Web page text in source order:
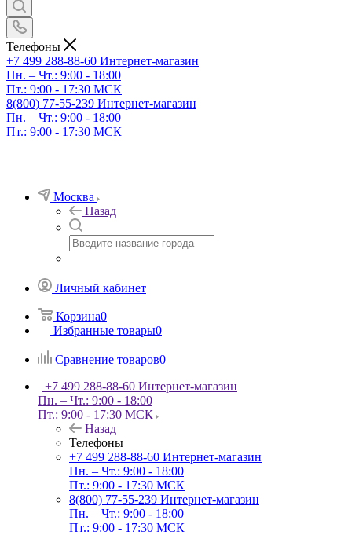
Телефоны
+7 499 288-88-60 Интернет-магазин
Пн. – Чт.: 9:00 - 18:00
Пт.: 9:00 - 17:30 МСК
8(800) 77-55-239 Интернет-магазин
Пн. – Чт.: 9:00 - 18:00
Пт.: 9:00 - 17:30 МСК
Москва
Назад
Личный кабинет
Корзина0
Избранные товары0
Сравнение товаров0
+7 499 288-88-60 Интернет-магазин
Пн. – Чт.: 9:00 - 18:00
Пт.: 9:00 - 17:30 МСК
Назад
Телефоны
+7 499 288-88-60 Интернет-магазин
Пн. – Чт.: 9:00 - 18:00
Пт.: 9:00 - 17:30 МСК
8(800) 77-55-239 Интернет-магазин
Пн. – Чт.: 9:00 - 18:00
Пт.: 9:00 - 17:30 МСК